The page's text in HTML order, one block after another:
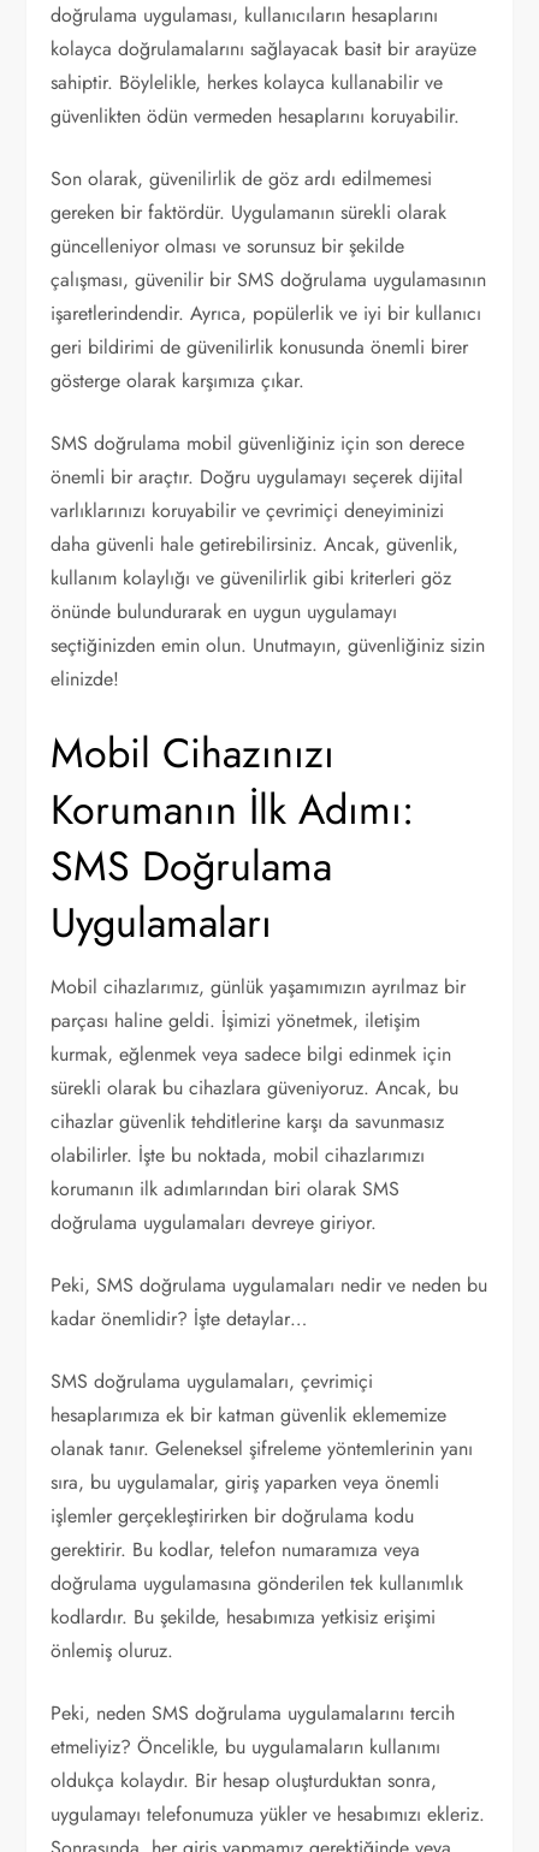
doğrulama uygulaması, kullanıcıların hesaplarını
kolayca doğrulamalarını sağlayacak basit bir arayüze
sahiptir. Böylelikle, herkes kolayca kullanabilir ve
güvenlikten ödün vermeden hesaplarını koruyabilir.
Son olarak, güvenilirlik de göz ardı edilmemesi
gereken bir faktördür. Uygulamanın sürekli olarak
güncelleniyor olması ve sorunsuz bir şekilde
çalışması, güvenilir bir SMS doğrulama uygulamasının
işaretlerindendir. Ayrıca, popülerlik ve iyi bir kullanıcı
geri bildirimi de güvenilirlik konusunda önemli birer
gösterge olarak karşımıza çıkar.
SMS doğrulama mobil güvenliğiniz için son derece
önemli bir araçtır. Doğru uygulamayı seçerek dijital
varlıklarınızı koruyabilir ve çevrimiçi deneyiminizi
daha güvenli hale getirebilirsiniz. Ancak, güvenlik,
kullanım kolaylığı ve güvenilirlik gibi kriterleri göz
önünde bulundurarak en uygun uygulamayı
seçtiğinizden emin olun. Unutmayın, güvenliğiniz sizin
elinizde!
Mobil Cihazınızı
Korumanın İlk Adımı:
SMS Doğrulama
Uygulamaları
Mobil cihazlarımız, günlük yaşamımızın ayrılmaz bir
parçası haline geldi. İşimizi yönetmek, iletişim
kurmak, eğlenmek veya sadece bilgi edinmek için
sürekli olarak bu cihazlara güveniyoruz. Ancak, bu
cihazlar güvenlik tehditlerine karşı da savunmasız
olabilirler. İşte bu noktada, mobil cihazlarımızı
korumanın ilk adımlarından biri olarak SMS
doğrulama uygulamaları devreye giriyor.
Peki, SMS doğrulama uygulamaları nedir ve neden bu
kadar önemlidir? İşte detaylar…
SMS doğrulama uygulamaları, çevrimiçi
hesaplarımıza ek bir katman güvenlik eklememize
olanak tanır. Geleneksel şifreleme yöntemlerinin yanı
sıra, bu uygulamalar, giriş yaparken veya önemli
işlemler gerçekleştirirken bir doğrulama kodu
gerektirir. Bu kodlar, telefon numaramıza veya
doğrulama uygulamasına gönderilen tek kullanımlık
kodlardır. Bu şekilde, hesabımıza yetkisiz erişimi
önlemiş oluruz.
Peki, neden SMS doğrulama uygulamalarını tercih
etmeliyiz? Öncelikle, bu uygulamaların kullanımı
oldukça kolaydır. Bir hesap oluşturduktan sonra,
uygulamayı telefonumuza yükler ve hesabımızı ekleriz.